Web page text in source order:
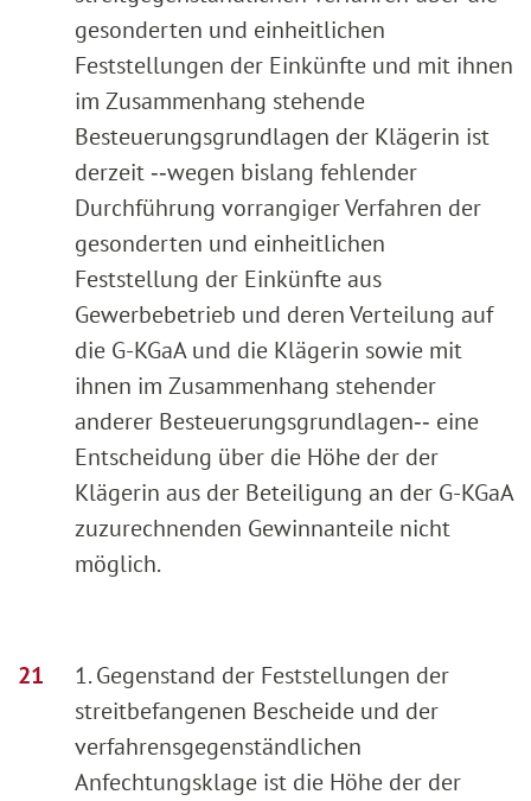
gesonderten und einheitlichen
Feststellungen der Einkünfte und mit ihnen
im Zusammenhang stehende
Besteuerungsgrundlagen der Klägerin ist
derzeit ‑‑wegen bislang fehlender
Durchführung vorrangiger Verfahren der
gesonderten und einheitlichen
Feststellung der Einkünfte aus
Gewerbebetrieb und deren Verteilung auf
die G-KGaA und die Klägerin sowie mit
ihnen im Zusammenhang stehender
anderer Besteuerungsgrundlagen‑‑ eine
Entscheidung über die Höhe der der
Klägerin aus der Beteiligung an der G-KGaA
zuzurechnenden Gewinnanteile nicht
möglich.
1. Gegenstand der Feststellungen der
streitbefangenen Bescheide und der
verfahrensgegenständlichen
Anfechtungsklage ist die Höhe der der